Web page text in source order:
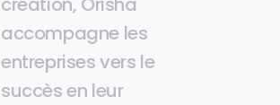
accompagne les
entreprises vers le
succès en leur